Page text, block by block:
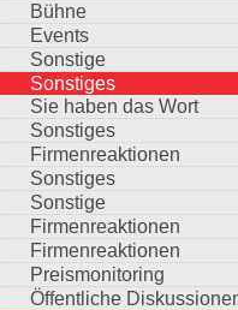
Bühne
Events
Sonstige
Sonstiges
Sie haben das Wort
Sonstiges
Firmenreaktionen
Sonstiges
Sonstige
Firmenreaktionen
Firmenreaktionen
Preismonitoring
Öffentliche